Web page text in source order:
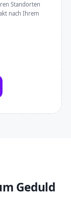
Standorten
nach Ihrem
Geduld